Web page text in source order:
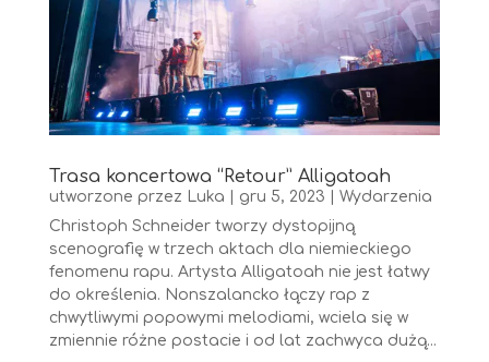
Trasa koncertowa “Retour” Alligatoah
utworzone przez Luka gru 5, 2023
Wydarzenia
Christoph Schneider tworzy dystopijną
scenografię w trzech aktach dla niemieckiego
fenomenu rapu. Artysta Alligatoah nie jest łatwy
do określenia. Nonszalancko łączy rap z
chwytliwymi popowymi melodiami, wciela się w
zmiennie różne postacie i od lat zachwyca dużą...